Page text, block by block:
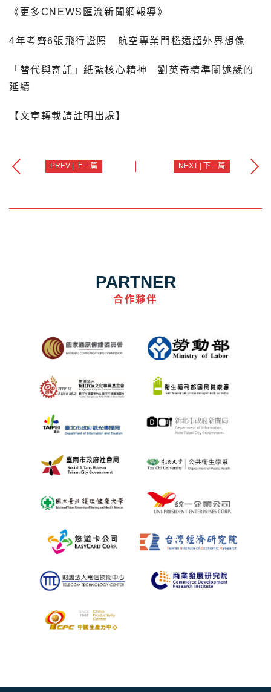
《更多CNEWS匯流新聞網報導》
4年考齊6張飛行證照 航空專業門檻遠超外界想像
「替代與寄託」紙紮核心精神 劉英奇精準闡述緣的
延續
【文章轉載請註明出處】
PREV | 上一篇 NEXT | 下一篇
PARTNER
合作夥伴